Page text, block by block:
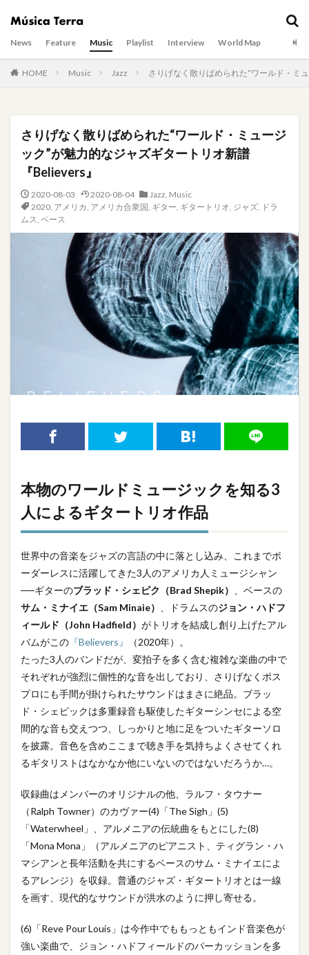
News Feature Music Playlist Interview World Map
HOME Music Jazz さりげなく散りばめられた“ワールド・ミ
さりげなく散りばめられた“ワールド・ミュージ
ック”が魅力的なジャズギタートリオ新譜
『Believers』
2020-08-03 2020-08-04 Jazz, Music
2020, アメリカ, アメリカ合衆国, ギター, ギタートリオ, ジャズ, ドラ
ムス, ベース
本物のワールドミュージックを知る3
人によるギタートリオ作品
世界中の音楽をジャズの言語の中に落とし込み、これまでボ
ーダーレスに活躍してきた3人のアメリカ人ミュージシャン
──ギターのブラッド・シェピク（Brad Shepik）
、ベースの
サム・ミナイエ（Sam Minaie）
、ドラムスのジョン・ハドフ
ィールド（John Hadfield） がトリオを結成し創り上げたアル
バムがこの 『Believers』
（2020年）。
たった3人のバンドだが、変拍子を多く含む複雑な楽曲の中で
それぞれが強烈に個性的な音を出しており、さりげなくポス
プロにも手間が掛けられたサウンドはまさに絶品。ブラッ
ド・シェピックは多重録音も駆使したギターシンセによる空
間的な音も交えつつ、しっかりと地に足をついたギターソロ
を披露。音色を含めここまで聴き手を気持ちよくさせてくれ
るギタリストはなかなか他にいないのではないだろうか…。
収録曲はメンバーのオリジナルの他、ラルフ・タウナー
（Ralph Towner）のカヴァー(4)「The Sigh」(5)
「Waterwheel」、アルメニアの伝統曲をもとにした(8)
「Mona Mona」（アルメニアのピアニスト、ティグラン・ハ
マシアンと長年活動を共にするベースのサム・ミナイエによ
るアレンジ）を収録。普通のジャズ・ギタートリオとは一線
を画す、現代的なサウンドが洪水のように押し寄せる。
(6)「Reve Pour Louis」は今作中でももっともインド音楽色が
強い楽曲で、ジョン・ハドフィールドのパーカッションを多